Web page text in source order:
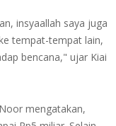
insyaallah saya juga
tempat-tempat lain,
bencana," ujar Kiai
mengatakan,